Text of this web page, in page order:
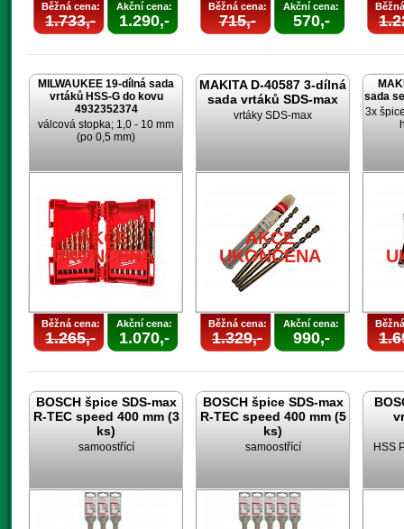
Běžná cena:
1.733,-
Akční cena:
1.290,-
Běžná cena:
715,-
Akční cena:
570,-
MILWAUKEE 19-dílná sada
vrtáků HSS-G do kovu
4932352374
válcová stopka; 1,0 - 10 mm
(po 0,5 mm)
AKCE
UKONČENA
Běžná cena:
1.265,-
Akční cena:
1.070,-
MAKITA D-40587 3-dílná
sada vrtáků SDS-max
vrtáky SDS-max
AKCE
UKONČENA
Běžná cena:
1.329,-
Akční cena:
990,-
sada
3x
BOSCH špice SDS-max
R-TEC speed 400 mm (3
ks)
samoostřící
BOSCH špice SDS-max
R-TEC speed 400 mm (5
ks)
samoostřící HSS